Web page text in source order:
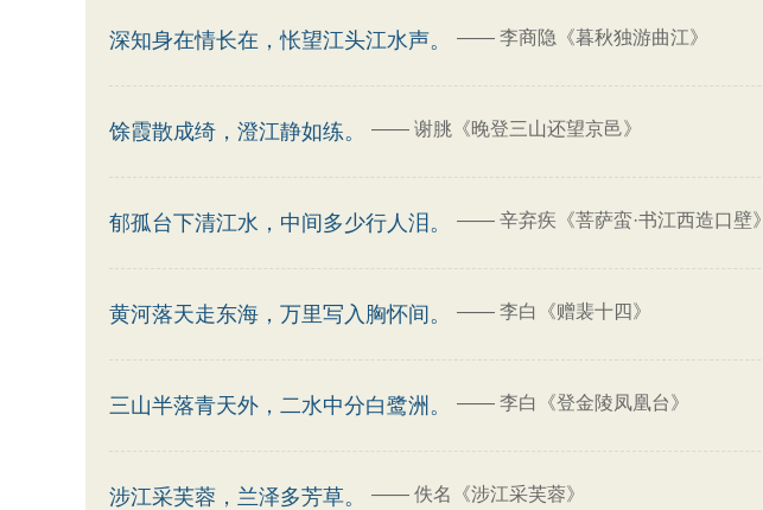
深知身在情长在，怅望江头江水声。 —— 李商隐《暮秋独游曲江》
馀霞散成绮，澄江静如练。 —— 谢朓《晚登三山还望京邑》
郁孤台下清江水，中间多少行人泪。 —— 辛弃疾《菩萨蛮·书江西造口壁》
黄河落天走东海，万里写入胸怀间。 —— 李白《赠裴十四》
三山半落青天外，二水中分白鹭洲。 —— 李白《登金陵凤凰台》
涉江采芙蓉，兰泽多芳草。 —— 佚名《涉江采芙蓉》